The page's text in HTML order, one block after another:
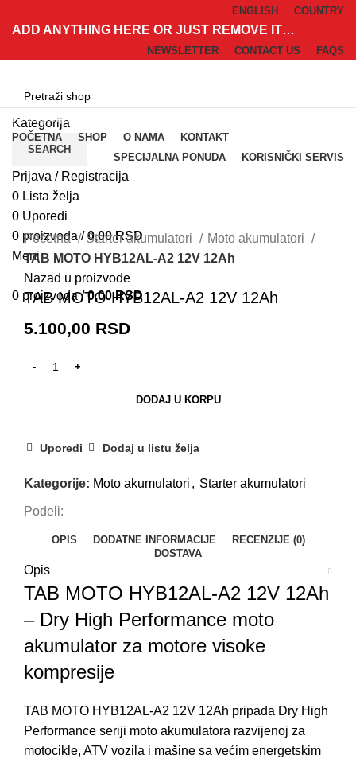
ENGLISH COUNTRY
ADD ANYTHING HERE OR JUST REMOVE IT…
NEWSLETTER CONTACT US FAQS
Kategorija
SEARCH
Prijava / Registracija
0 Lista želja
0 Uporedi
0 proizvoda / 0,00RSD
Meni
0 proizvoda / 0,00RSD
Kategorije
POČETNA SHOP O NAMA
KONTAKT
SPECIJALNA PONUDA
KORISNIČKI SERVIS
Klik za uvećanje
Početna
Starter akumulatori
Moto akumulatori
TAB MOTO HYB12AL-A2 12V 12Ah
Nazad u proizvode
TAB MOTO HYB12AL-A2 12V 12Ah
5.100,00 RSD
DODAJ U KORPU
Uporedi Dodaj u listu želja
Kategorije: Moto akumulatori , Starter akumulatori
Podeli:
OPIS DODATNE INFORMACIJE
RECENZIJE (0)
DOSTAVA
Opis
TAB MOTO HYB12AL-A2 12V 12Ah
– Dry High Performance moto
akumulator za motore visoke
kompresije
TAB MOTO HYB12AL-A2 12V 12Ah pripada Dry High
Performance seriji moto akumulatora razvijenoj za
motocikle, ATV vozila i mašine sa većim energetskim